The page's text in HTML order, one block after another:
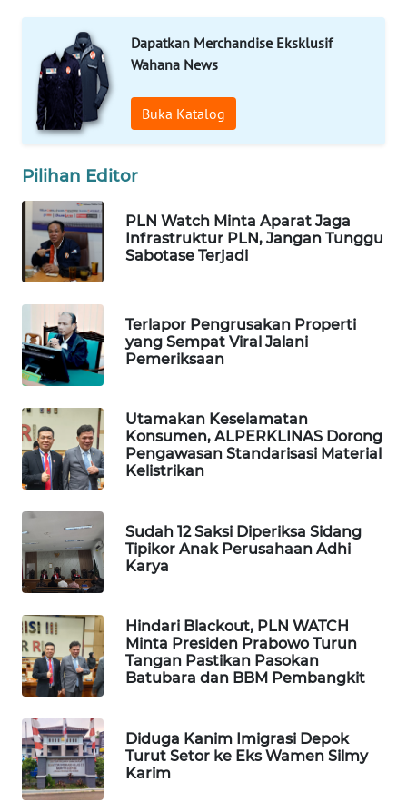
Dapatkan Merchandise Eksklusif
Wahana News
Buka Katalog
Pilihan Editor
PLN Watch Minta Aparat Jaga
Infrastruktur PLN, Jangan Tunggu
Sabotase Terjadi
Terlapor Pengrusakan Properti
yang Sempat Viral Jalani
Pemeriksaan
Utamakan Keselamatan
Konsumen, ALPERKLINAS Dorong
Pengawasan Standarisasi Material
Kelistrikan
Sudah 12 Saksi Diperiksa Sidang
Tipikor Anak Perusahaan Adhi
Karya
Hindari Blackout, PLN WATCH
Minta Presiden Prabowo Turun
Tangan Pastikan Pasokan
Batubara dan BBM Pembangkit
Diduga Kanim Imigrasi Depok
Turut Setor ke Eks Wamen Silmy
Karim
SELATAN
WN
TANJUNG
LESUNG
KARO
WN
SIMALUNGUN
LABUHANBATU
WN
TAPANULI
WN DELI
SERDANG
TEBING
TINGGI
PAKPAK
WN
KARAWANG
WN
BEKASI